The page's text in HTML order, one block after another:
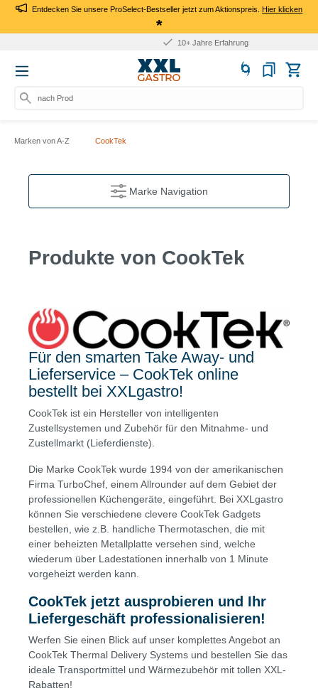
Entdecken Sie unsere ProSelect-Bestseller jetzt zum Aktionspreis.Hier klicken
*
10+ Jahre Erfahrung
nach Produkt
Marken von A-Z CookTek
Marke Navigation
Produkte von CookTek
Für den smarten Take Away- und
Lieferservice – CookTek online
bestellt bei XXLgastro!
CookTek ist ein Hersteller von intelligenten
Zustellsystemen und Zubehör für den Mitnahme- und
Zustellmarkt (Lieferdienste).
Die Marke CookTek wurde 1994 von der amerikanischen
Firma TurboChef, einem Allrounder auf dem Gebiet der
professionellen Küchengeräte, eingeführt. Bei XXLgastro
können Sie verschiedene clevere CookTek Gadgets
bestellen, wie z.B. handliche Thermotaschen, die mit
einer beheizten Metallplatte versehen sind, welche
wiederum über Ladestationen innerhalb von 1 Minute
vorgeheizt werden kann.
CookTek jetzt ausprobieren und Ihr
Liefergeschäft professionalisieren!
Werfen Sie einen Blick auf unser komplettes Angebot an
CookTek Thermal Delivery Systems und bestellen Sie das
ideale Transportmittel und Wärmezubehör mit tollen XXL-
Rabatten!